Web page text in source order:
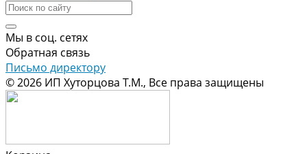
Мы в соц. сетях
Обратная связь
Письмо директору
© 2026 ИП Хуторцова Т.М., Все права защищены